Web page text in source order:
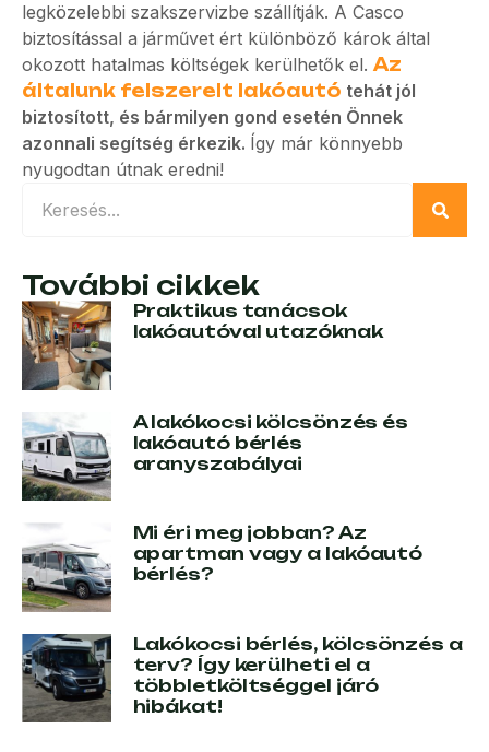
legközelebbi szakszervizbe szállítják. A Casco
biztosítással a járművet ért különböző károk által
okozott hatalmas költségek kerülhetők el. Az
általunk felszerelt lakóautó tehát jól
biztosított, és bármilyen gond esetén Önnek
azonnali segítség érkezik. Így már könnyebb
nyugodtan útnak eredni!
További cikkek
Praktikus tanácsok
lakóautóval utazóknak
A lakókocsi kölcsönzés és
lakóautó bérlés
aranyszabályai
Mi éri meg jobban? Az
apartman vagy a lakóautó
bérlés?
Lakókocsi bérlés, kölcsönzés a
terv? Így kerülheti el a
többletköltséggel járó
hibákat!